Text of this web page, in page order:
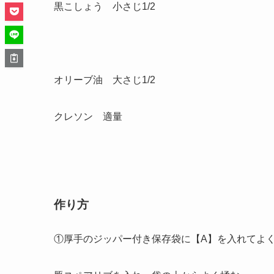
黒こしょう 小さじ1/2
オリーブ油 大さじ1/2
クレソン 適量
作り方
①厚手のジッパー付き保存袋に【A】を入れてよく